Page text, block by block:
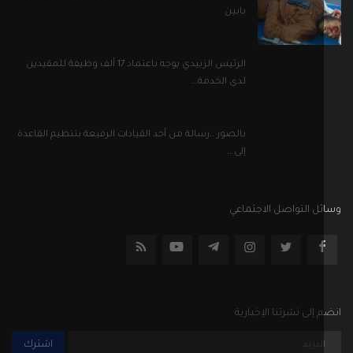
بابين
الرئيس الزبيدي يوجه باعتماد 17 ألف وظيفة للمقيدين
لدى الخدمة...
بالصور ..رسالة من أحد القيادات الرفيعة بتنظيم القاعدة
التواصل الاجتماعي
إلى نشرتنا الإخبارية